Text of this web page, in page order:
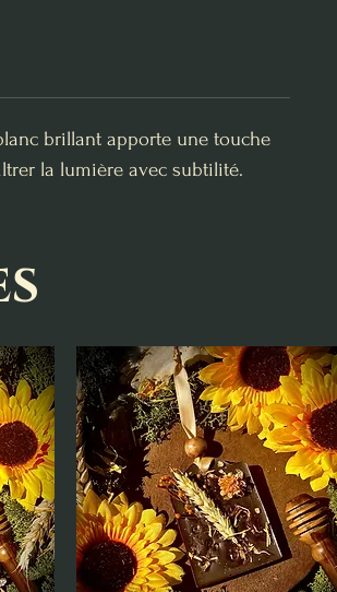
brillant apporte une touche
la lumière avec subtilité.